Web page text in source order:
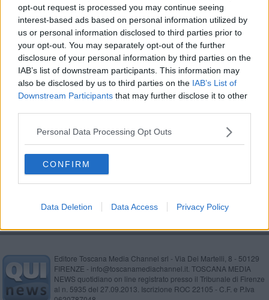
opt-out request is processed you may continue seeing
interest-based ads based on personal information utilized by
us or personal information disclosed to third parties prior to
your opt-out. You may separately opt-out of the further
disclosure of your personal information by third parties on the
IAB’s list of downstream participants. This information may
also be disclosed by us to third parties on the IAB’s List of
Downstream Participants that may further disclose it to other
Personal Data Processing Opt Outs
CONFIRM
Data Deletion Data Access Privacy Policy
Il turismo ambientale conta su nuovi alfieri
Muretti a secco, patrimonio Unesco nel degrado
Karate, Bientina sul tetto del mondo con Mattia
Ecco il marzo del Teatro Rossini
I maturandi scelgono la penisola iberica
Lupi sul Monte Pisano e non solo, come
comportarsi
Editore Toscana Media Channel srl - Via Dei Martelli, 8 - 50129
FIRENZE - info@toscanamediachannel.it. TOSCANA MEDIA
NEWS quotidiano on line registrato presso il Tribunale di Firenze
al n. 5935 del 27.09.2013. Iscrizione ROC 22105 - C.F. e P.Iva